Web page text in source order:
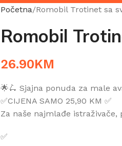
Početna Romobil Trotinet sa
Romobil
26.90KM
🌟🛴 Sjajna ponuda za male
✅CIJENA SAMO 25,90 KM ✅
Za naše najmlađe
✅